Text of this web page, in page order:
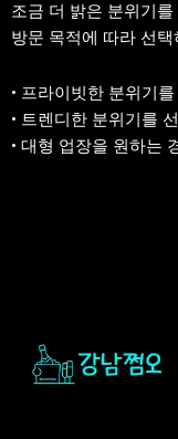
조금 더 밝은 분위기
방문 목적에 따라 선
• 프라이빗한 분위기
• 트렌디한 분위기를
• 대형 업장을 원하는